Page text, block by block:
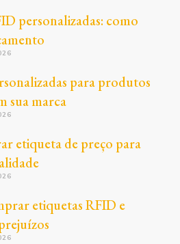
personalizadas: como
para produtos
sua marca
etiqueta de preço para
etiquetas RFID e